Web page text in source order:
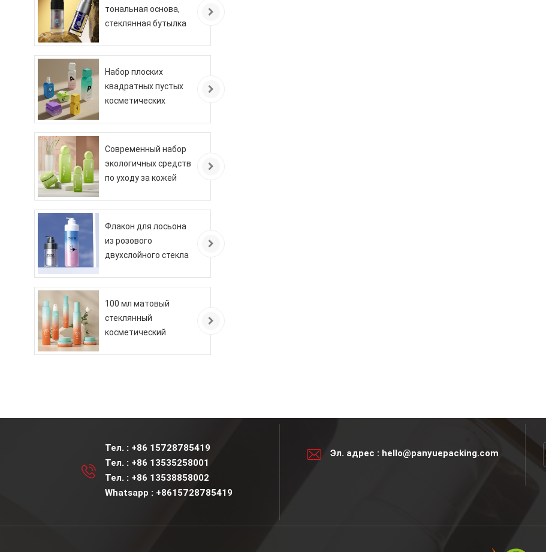
тональная основа,
стеклянная бутылка
Набор плоских
квадратных пустых
косметических
Современный набор
экологичных средств
по уходу за кожей
Флакон для лосьона
из розового
двухслойного стекла
100 мл матовый
стеклянный
косметический
Тел. : +86 15728785419
Тел. : +86 13535258001
Тел. : +86 13538858002
Whatsapp : +8615728785419
Эл. адрес : hello@panyuepacking.com